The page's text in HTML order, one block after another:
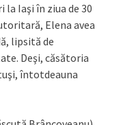
la Iaşi în ziua de 30
Elena avea
lipsită de
Deşi, căsătoria
întotdeauna